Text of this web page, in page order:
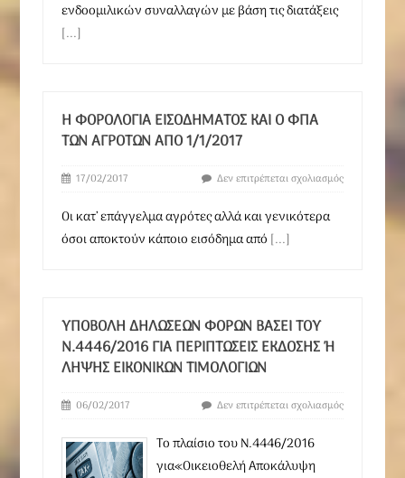
ενδοομιλικών συναλλαγών με βάση τις διατάξεις
[...]
H ΦΟΡΟΛΟΓΊΑ ΕΙΣΟΔΉΜΑΤΟΣ ΚΑΙ Ο ΦΠΑ
ΤΩΝ ΑΓΡΟΤΏΝ ΑΠΌ 1/1/2017
17/02/2017 Δεν επιτρέπεται σχολιασμός
Οι κατ’ επάγγελμα αγρότες αλλά και γενικότερα
όσοι αποκτούν κάποιο εισόδημα από [...]
ΥΠΟΒΟΛΉ ΔΗΛΏΣΕΩΝ ΦΌΡΩΝ ΒΆΣΕΙ ΤΟΥ
Ν.4446/2016 ΓΙΑ ΠΕΡΙΠΤΏΣΕΙΣ ΈΚΔΟΣΗΣ Ή Λ
ΉΨΗΣ ΕΙΚΟΝΙΚΏΝ ΤΙΜΟΛΟΓΊΩΝ
06/02/2017 Δεν επιτρέπεται σχολιασμός
Το πλαίσιο του Ν.4446/2016
για«Οικειοθελή Αποκάλυψη